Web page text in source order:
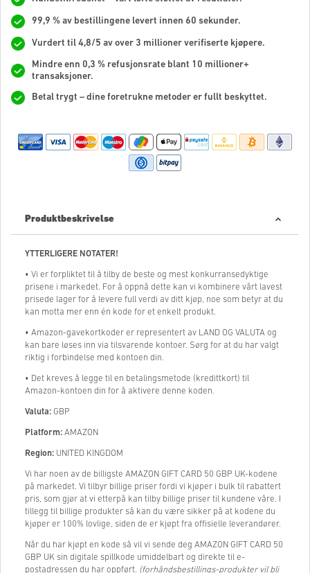
99,9 % av bestillingene levert innen 60 sekunder.
Vurdert til 4,8/5 av over 3 millioner verifiserte kjøpere.
Mindre enn 0,3 % refusjonsrate blant 10 millioner+
transaksjoner.
Betal trygt – dine foretrukne metoder er fullt beskyttet.
Produktbeskrivelse
YTTERLIGERE NOTATER!
• Vi er forpliktet til å tilby de beste og mest konkurransedyktige
prisene i markedet. For å oppnå dette kan vi kombinere vårt lavest
prisede lager for å levere full verdi av ditt kjøp, noe som betyr at du
kan motta mer enn én kode for et enkelt produkt.
• Amazon-gavekortkoder er representert av LAND OG VALUTA og
kan bare løses inn via tilsvarende kontoer. Sørg for at du har valgt
riktig i forbindelse med kontoen din.
• Det kreves å legge til en betalingsmetode (kredittkort) til
Amazon-kontoen din for å aktivere denne koden.
Valuta: GBP
Platform: AMAZON
Region: UNITED KINGDOM
Vi har noen av de billigste AMAZON GIFT CARD 50 GBP UK-kodene
på markedet. Vi tilbyr billige priser fordi vi kjøper i bulk til rabattert
pris, som gjør at vi etterpå kan tilby billige priser til kundene våre. I
tillegg til billige produkter så kan du være sikker på at kodene du
kjøper er 100% lovlige, siden de er kjøpt fra offisielle leverandører.
Når du har kjøpt en kode så vil vi sende deg AMAZON GIFT CARD 50
GBP UK sin digitale spillkode umiddelbart og direkte til e-
postadressen du har oppført. (forhåndsbestillings-produkter vil bli